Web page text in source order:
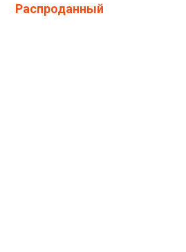
Распроданный